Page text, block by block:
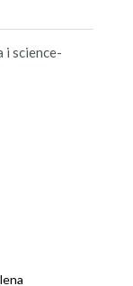
i science-